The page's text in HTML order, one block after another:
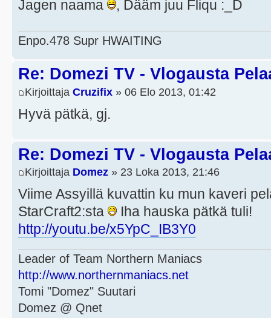
Jagen naama , Dääm juu Fliqu :_D
Enpo.478 Supr HWAITING
Re: Domezi TV - Vlogausta
Kirjoittaja Cruzifix » 06 Elo 2013, 01:42
Hyvä pätkä, gj.
Re: Domezi TV - Vlogausta
Kirjoittaja Domez » 23 Loka 2013, 21:46
Viime Assyillä kuvattin ku mun kaveri
StarCraft2:sta
Iha hauska pätkä tuli!
http://youtu.be/x5YpC_IB3Y0
Leader of Team Northern Maniacs
http://www.northernmaniacs.net
Tomi "Domez" Suutari
Domez @ Qnet